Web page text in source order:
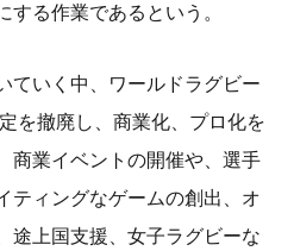
する作業であるという。
ていく中、ワールドラグビー
を撤廃し、商業化、プロ化を
商業イベントの開催や、選手
ティングなゲームの創出、オ
途上国支援、女子ラグビーな